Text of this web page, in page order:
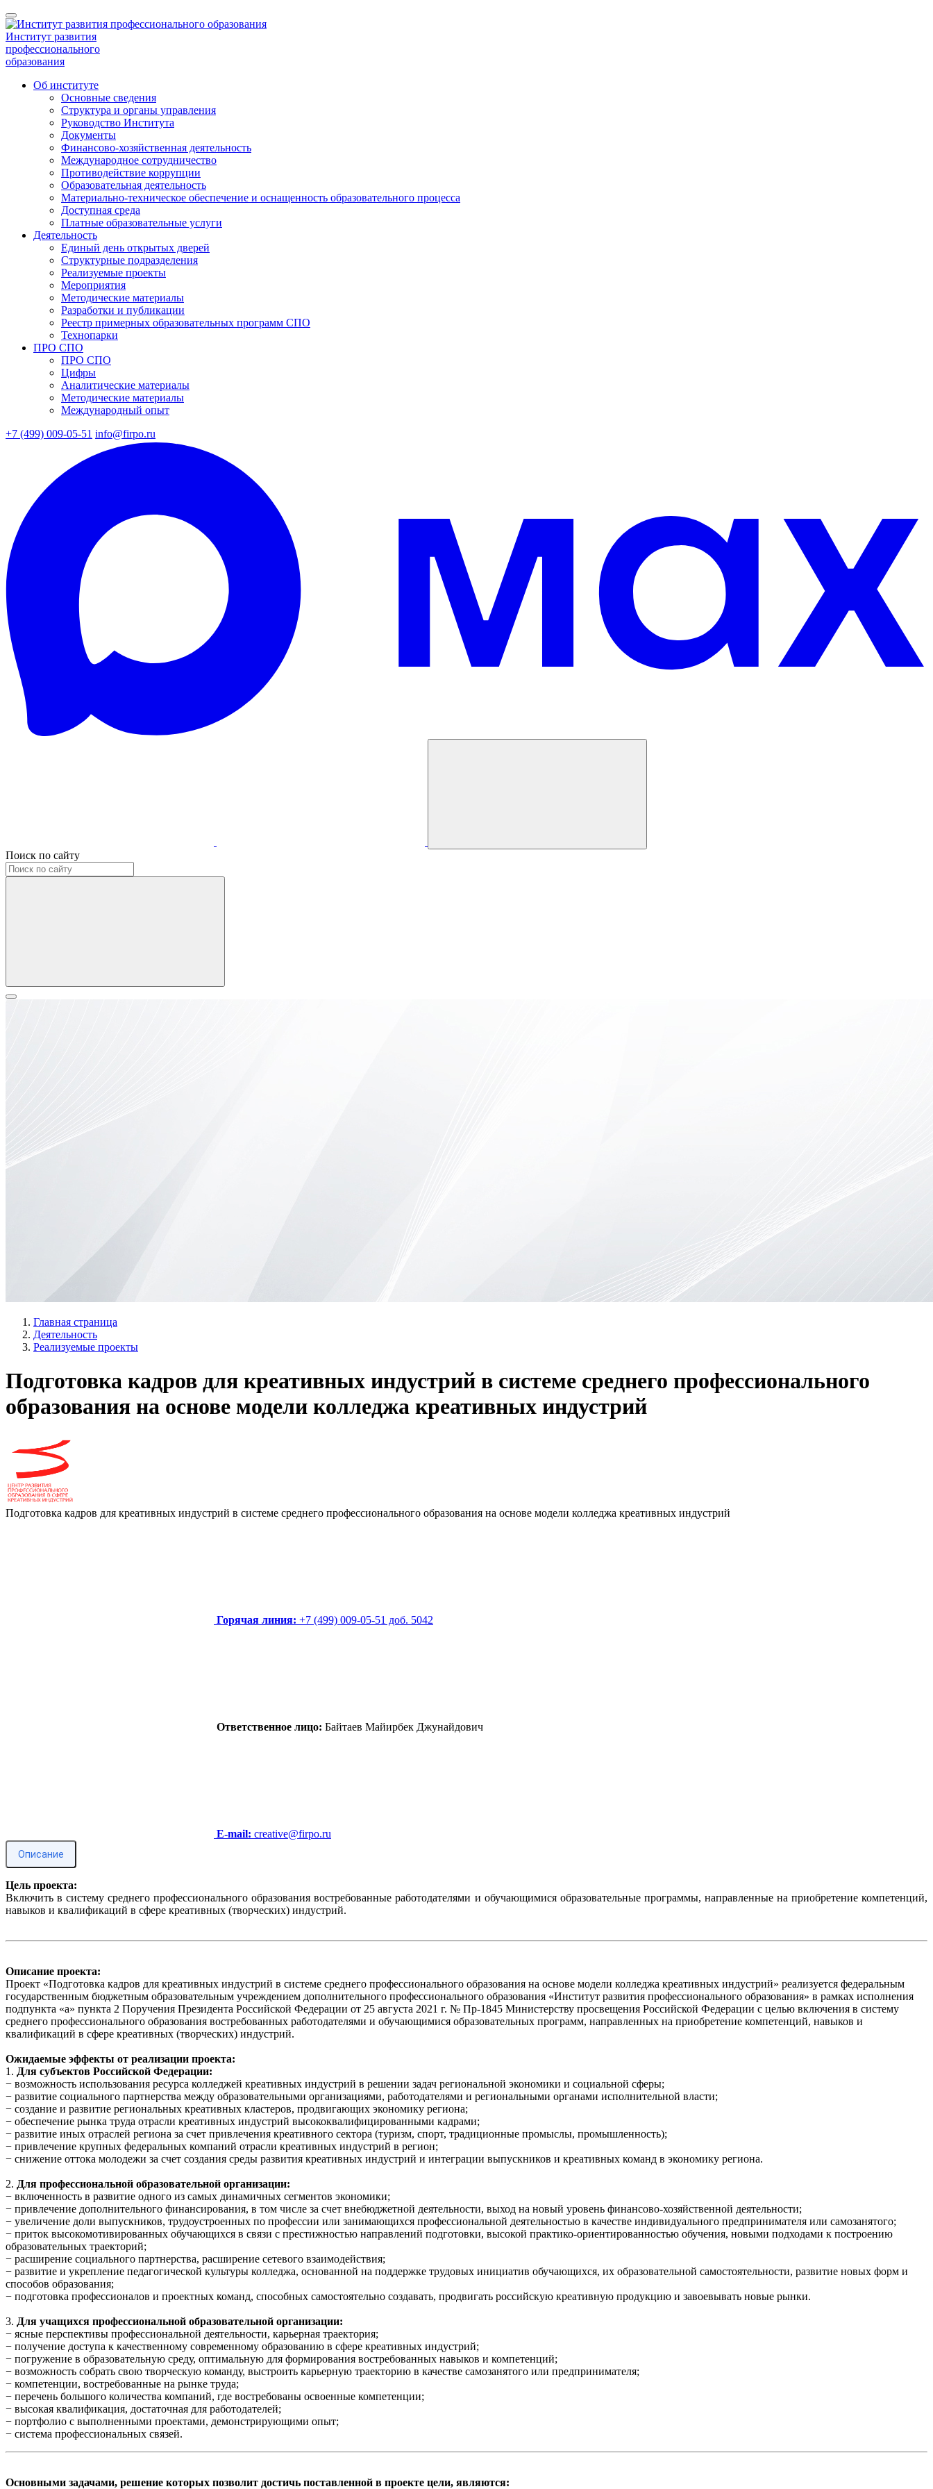
Институт развития
профессионального
образования
Об институте
Основные сведения
Структура и органы управления
Руководство Института
Документы
Финансово-хозяйственная деятельность
Международное сотрудничество
Противодействие коррупции
Образовательная деятельность
Материально-техническое обеспечение и оснащенность образовательного процесса
Доступная среда
Платные образовательные услуги
Деятельность
Единый день открытых дверей
Структурные подразделения
Реализуемые проекты
Мероприятия
Методические материалы
Разработки и публикации
Реестр примерных образовательных программ СПО
Технопарки
ПРО СПО
ПРО СПО
Цифры
Аналитические материалы
Методические материалы
Международный опыт
+7 (499) 009-05-51 info@firpo.ru
Поиск по сайту
Главная страница
Деятельность
Реализуемые проекты
Подготовка кадров для креативных индустрий в системе среднего профессионального
образования на основе модели колледжа креативных индустрий
Подготовка кадров для креативных индустрий в системе среднего профессионального образования на основе модели колледжа креативных индустрий
Горячая линия: +7 (499) 009-05-51 доб. 5042
Ответственное лицо: Байтаев Майирбек Джунайдович
E-mail: creative@firpo.ru
Описание
Цель проекта:
Включить в систему среднего профессионального образования востребованные работодателями и обучающимися образовательные программы, направленные на приобретение компетенций,
навыков и квалификаций в сфере креативных (творческих) индустрий.
Описание проекта:
Проект «Подготовка кадров для креативных индустрий в системе среднего профессионального образования на основе модели колледжа креативных индустрий» реализуется федеральным
государственным бюджетным образовательным учреждением дополнительного профессионального образования «Институт развития профессионального образования» в рамках исполнения
подпункта «а» пункта 2 Поручения Президента Российской Федерации от 25 августа 2021 г. № Пр-1845 Министерству просвещения Российской Федерации с целью включения в систему
среднего профессионального образования востребованных работодателями и обучающимися образовательных программ, направленных на приобретение компетенций, навыков и
квалификаций в сфере креативных (творческих) индустрий.
Ожидаемые эффекты от реализации проекта:
1. Для субъектов Российской Федерации:
− возможность использования ресурса колледжей креативных индустрий в решении задач региональной экономики и социальной сферы;
− развитие социального партнерства между образовательными организациями, работодателями и региональными органами исполнительной власти;
− создание и развитие региональных креативных кластеров, продвигающих экономику региона;
− обеспечение рынка труда отрасли креативных индустрий высококвалифицированными кадрами;
− развитие иных отраслей региона за счет привлечения креативного сектора (туризм, спорт, традиционные промыслы, промышленность);
− привлечение крупных федеральных компаний отрасли креативных индустрий в регион;
− снижение оттока молодежи за счет создания среды развития креативных индустрий и интеграции выпускников и креативных команд в экономику региона.
2. Для профессиональной образовательной организации:
− включенность в развитие одного из самых динамичных сегментов экономики;
− привлечение дополнительного финансирования, в том числе за счет внебюджетной деятельности, выход на новый уровень финансово-хозяйственной деятельности;
− увеличение доли выпускников, трудоустроенных по профессии или занимающихся профессиональной деятельностью в качестве индивидуального предпринимателя или самозанятого;
− приток высокомотивированных обучающихся в связи с престижностью направлений подготовки, высокой практико-ориентированностью обучения, новыми подходами к построению
образовательных траекторий;
− расширение социального партнерства, расширение сетевого взаимодействия;
− развитие и укрепление педагогической культуры колледжа, основанной на поддержке трудовых инициатив обучающихся, их образовательной самостоятельности, развитие новых форм и
способов образования;
− подготовка профессионалов и проектных команд, способных самостоятельно создавать, продвигать российскую креативную продукцию и завоевывать новые рынки.
3. Для учащихся профессиональной образовательной организации:
− ясные перспективы профессиональной деятельности, карьерная траектория;
− получение доступа к качественному современному образованию в сфере креативных индустрий;
− погружение в образовательную среду, оптимальную для формирования востребованных навыков и компетенций;
− возможность собрать свою творческую команду, выстроить карьерную траекторию в качестве самозанятого или предпринимателя;
− компетенции, востребованные на рынке труда;
− перечень большого количества компаний, где востребованы освоенные компетенции;
− высокая квалификация, достаточная для работодателей;
− портфолио с выполненными проектами, демонстрирующими опыт;
− система профессиональных связей.
Основными задачами, решение которых позволит достичь поставленной в проекте цели, являются: